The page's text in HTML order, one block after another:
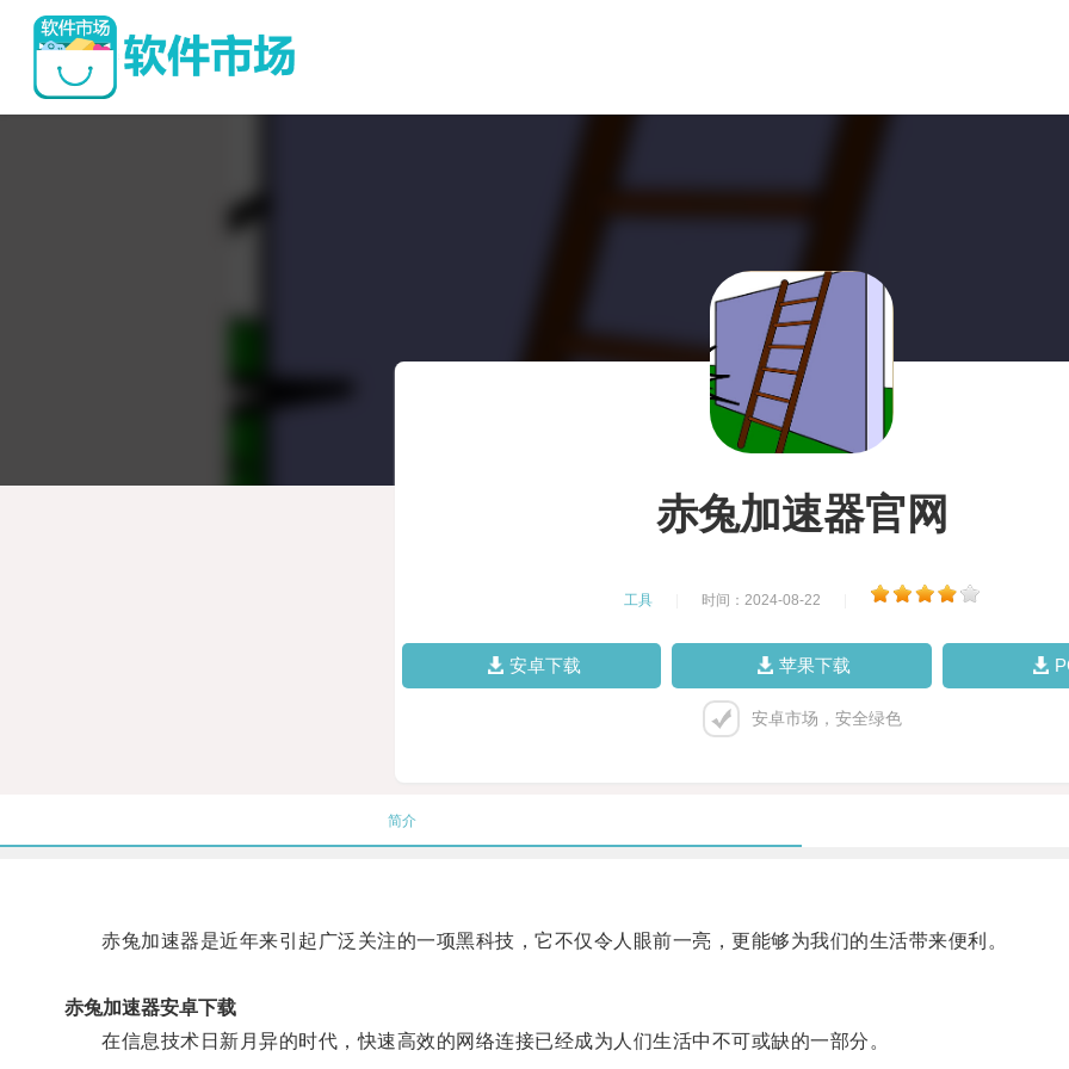
赤兔加速器官网
工具 时间：2024-08-22
安卓下载 苹果下载
安卓市场，安全绿色
简介
赤兔加速器是近年来引起广泛关注的一项黑科技，它不仅令人眼前一亮，更能够为我们的生活带来便利。
赤兔加速器安卓下载
在信息技术日新月异的时代，快速高效的网络连接已经成为人们生活中不可或缺的一部分。